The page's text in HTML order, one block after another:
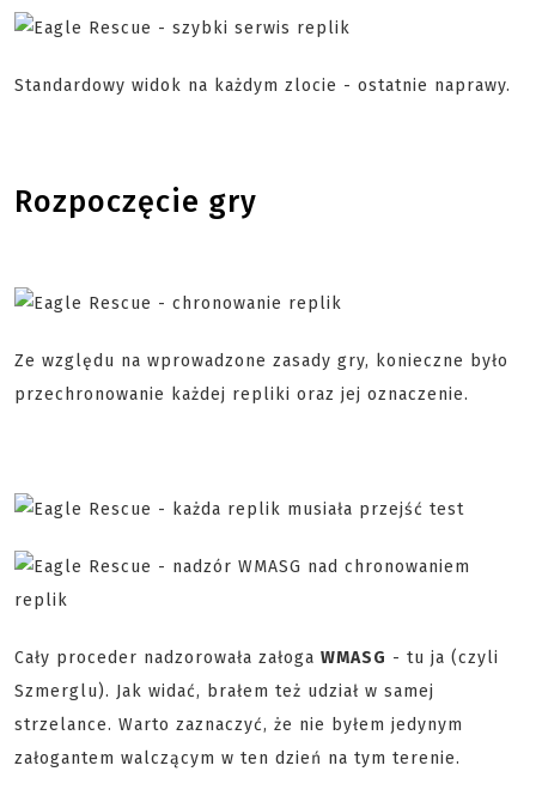
Standardowy widok na każdym zlocie - ostatnie naprawy.
Rozpoczęcie gry
Ze względu na wprowadzone zasady gry, konieczne było
przechronowanie każdej repliki oraz jej oznaczenie.
Cały proceder nadzorowała załoga WMASG - tu ja (czyli
Szmerglu). Jak widać, brałem też udział w samej
strzelance. Warto zaznaczyć, że nie byłem jedynym
załogantem walczącym w ten dzień na tym terenie.